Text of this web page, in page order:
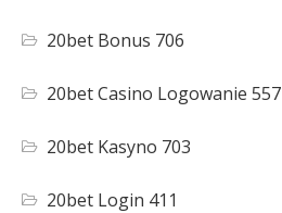
20bet Bonus 706
20bet Casino Logowanie 557
20bet Kasyno 703
20bet Login 411